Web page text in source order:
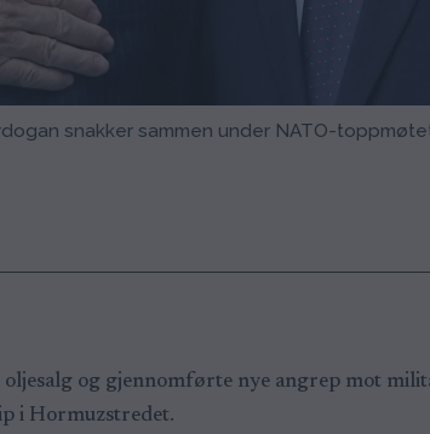
snakker sammen under NATO-
og gjennomførte nye angrep mot
i Hormuzstredet.